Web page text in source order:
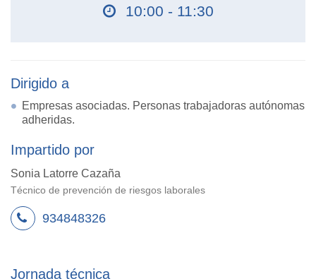
10:00 - 11:30
Dirigido a
Empresas asociadas. Personas trabajadoras autónomas
adheridas.
Impartido por
Sonia Latorre Cazaña
Técnico de prevención de riesgos laborales
934848326
Jornada técnica